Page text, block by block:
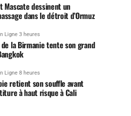
Mascate dessinent un
dans le détroit d’Ormuz
Ligne 3 heures
la Birmanie tente son grand
Ligne 8 heures
retient son souffle avant
à haut risque à Cali